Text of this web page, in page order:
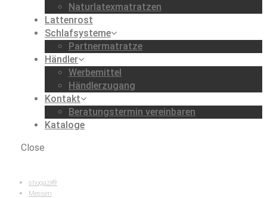
Naturlatexmatratzen
Lattenrost
Schlafsysteme
Partnermatratze
Händler
Werbemittel
Händlerzugang
Kontakt
Beratungstermin vereinbaren
Kataloge
Close
shogazi®
Messen